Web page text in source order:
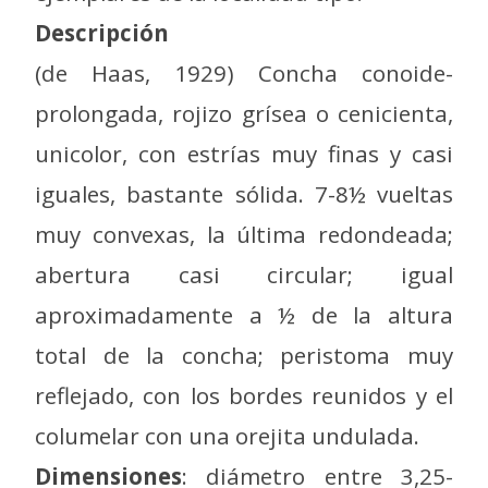
Descripción
(de Haas, 1929) Concha conoide-
prolongada, rojizo grísea o cenicienta,
unicolor, con estrías muy finas y casi
iguales, bastante sólida. 7-8½ vueltas
muy convexas, la última redondeada;
abertura casi circular; igual
aproximadamente a ½ de la altura
total de la concha; peristoma muy
reflejado, con los bordes reunidos y el
columelar con una orejita undulada.
Dimensiones: diámetro entre 3,25-